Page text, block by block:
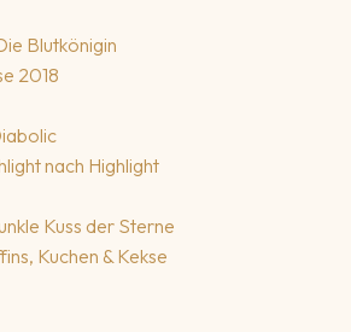
Blutkönigin
2018
nach Highlight
Kuss der Sterne
Kuchen & Kekse